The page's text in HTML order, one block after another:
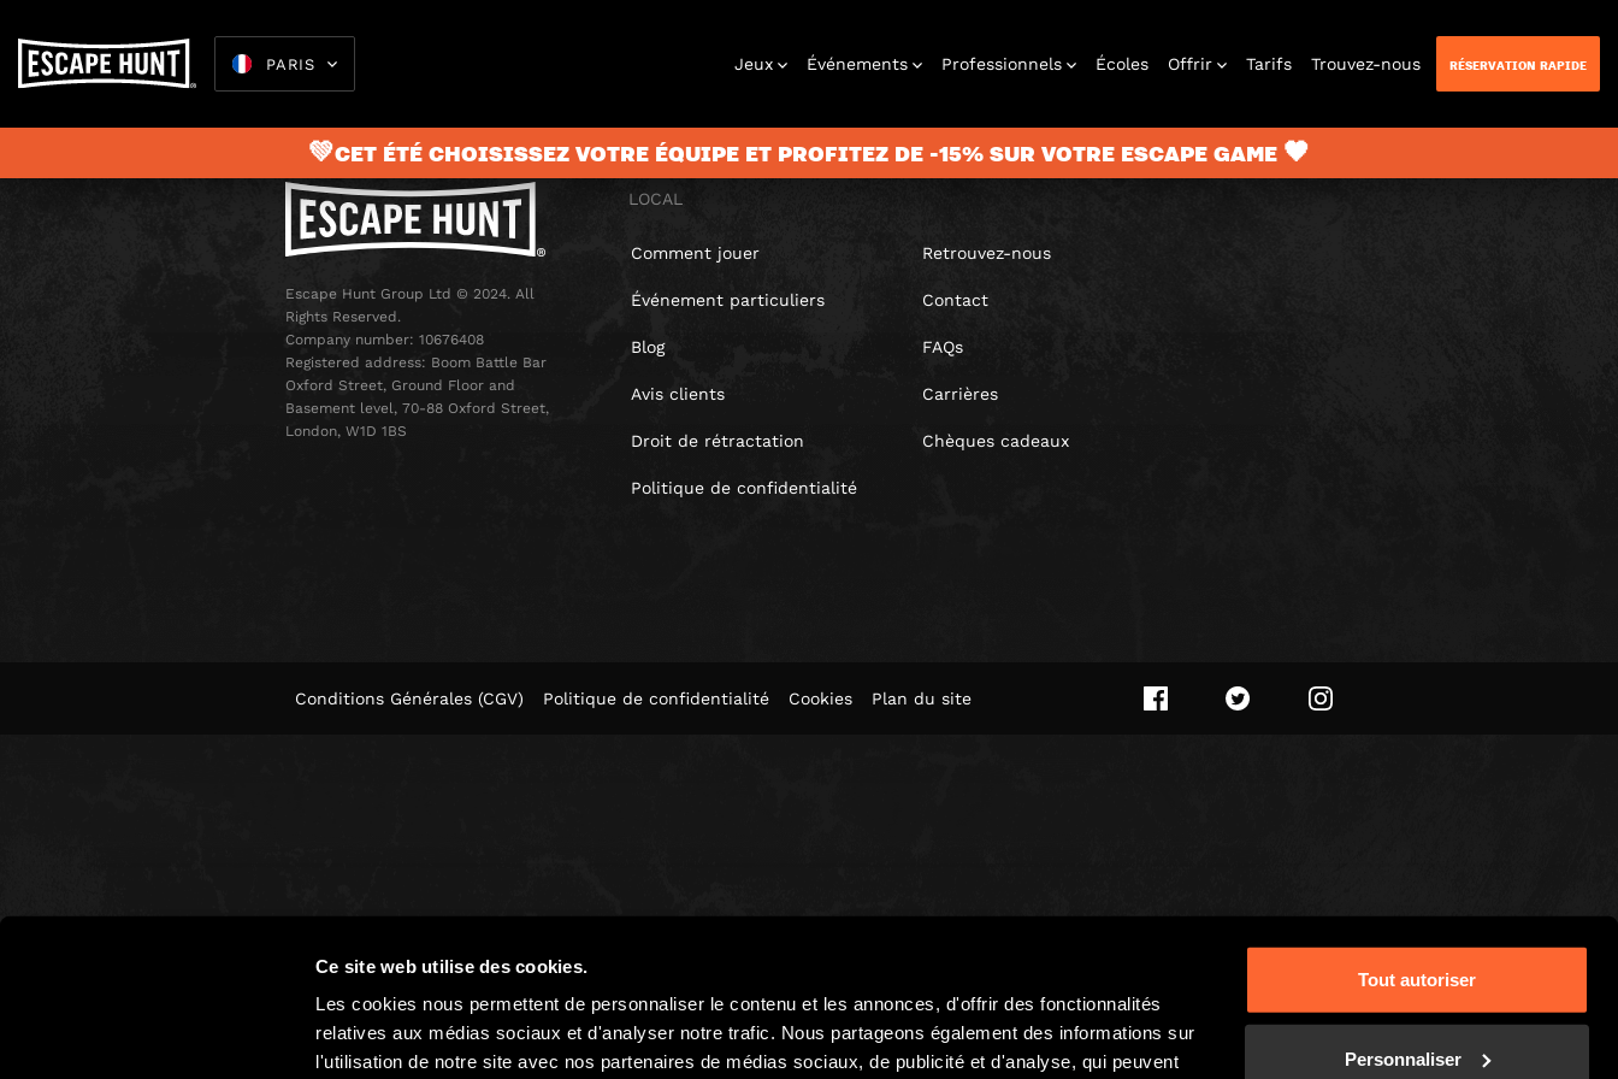
Ce site web utilise des cookies.
Les cookies nous permettent de personnaliser le contenu et les annonces, d'offrir des fonctionnalités
relatives aux médias sociaux et d'analyser notre trafic. Nous partageons également des informations sur
l'utilisation de notre site avec nos partenaires de médias sociaux, de publicité et d'analyse, qui peuvent
Tout autoriser
Personnaliser
PARIS Jeux
Escape games Jeux de piste
À jouer chez
Urban Quest
Événements
Anniversaire
Enterrement
de vie de
célibataire
Entreprises
Professionnels
Team building Fêtes de Noël
Écoles Offrir
Chèque
cadeau
cadeau
Jeu à la
Tarifs Trouvez-nous RÉSERVATION RAPIDE
💚CET ÉTÉ CHOISISSEZ VOTRE ÉQUIPE ET PROFITEZ DE -15% SUR VOTRE ESCAPE GAME 🖤
Escape Hunt Group Ltd © 2024. All
Rights Reserved.
Company number: 10676408
Registered address: Boom Battle Bar
Oxford Street, Ground Floor and
Basement level, 70-88 Oxford Street,
London, W1D 1BS
LOCAL
Comment jouer
Événement particuliers
Blog
Avis clients
Droit de rétractation
Politique de confidentialité
Retrouvez-nous
Contact
FAQs
Carrières
Chèques cadeaux
Conditions Générales (CGV) Politique de confidentialité Cookies Plan du site